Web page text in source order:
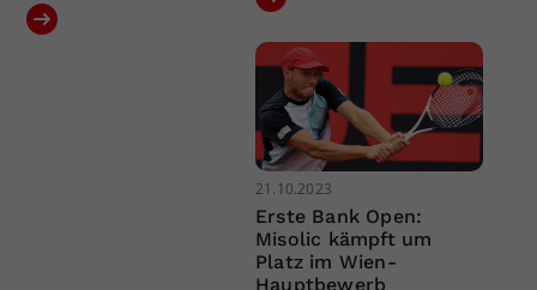
21.10.2023
Erste Bank Open:
Misolic kämpft um
Platz im Wien-
Hauptbewerb